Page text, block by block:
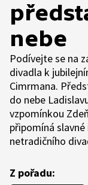
nebe
Podívejte se na
divadla k
Cimrmana.
do nebe
vzpomínkou
připomíná
netradičního
Z pořadu: